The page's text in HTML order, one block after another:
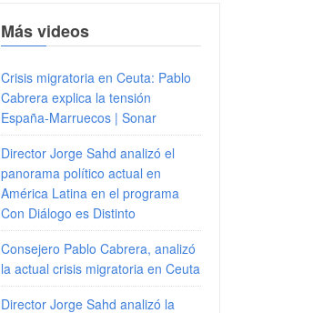
Más videos
Crisis migratoria en Ceuta: Pablo
Cabrera explica la tensión
España-Marruecos | Sonar
Director Jorge Sahd analizó el
panorama político actual en
América Latina en el programa
Con Diálogo es Distinto
Consejero Pablo Cabrera, analizó
la actual crisis migratoria en Ceuta
Director Jorge Sahd analizó la